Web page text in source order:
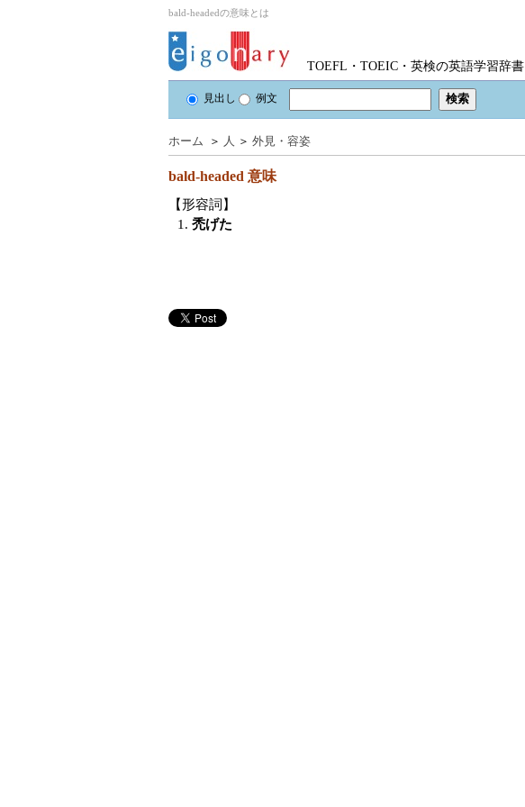
bald-headedの意味とは
TOEFL・TOEIC・英検の英語学習辞書
見出し 例文
ホーム ＞ 人 ＞ 外見・容姿
bald-headed 意味
【形容詞】
1. 禿げた